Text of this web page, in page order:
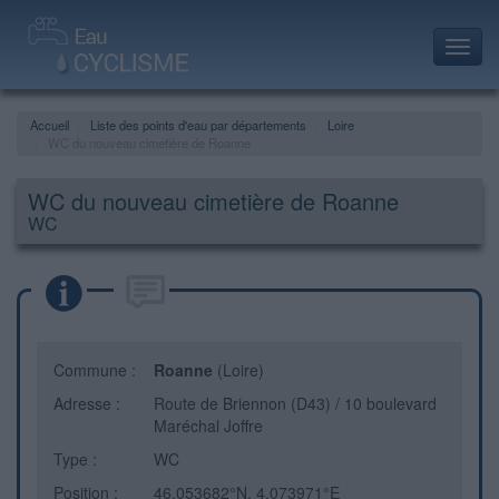
Accueil Liste des points d'eau par départements
Loire
WC du nouveau cimetière de Roanne
WC
Commune : Roanne (Loire)
Adresse :
Route de Briennon (D43) / 10 boulevard
Maréchal Joffre
Type :
WC
Position :
46.053682°N, 4.073971°E